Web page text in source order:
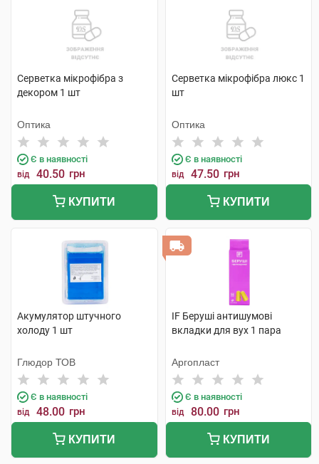
Серветка мікрофібра з
декором 1 шт
Оптика
Є в наявності
від 40.50 грн
КУПИТИ
Серветка мікрофібра люкс 1
шт
Оптика
Є в наявності
від 47.50 грн
КУПИТИ
Акумулятор штучного
холоду 1 шт
Глюдор ТОВ
Є в наявності
від 48.00 грн
КУПИТИ
IF Беруші антишумові
вкладки для вух 1 пара
Аргопласт
Є в наявності
від 80.00 грн
КУПИТИ